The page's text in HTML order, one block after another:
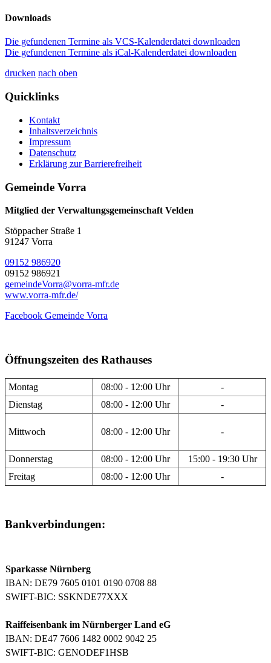
Downloads
Die gefundenen Termine als VCS-Kalenderdatei downloaden
Die gefundenen Termine als iCal-Kalenderdatei downloaden
drucken nach oben
Quicklinks
Kontakt
Inhaltsverzeichnis
Impressum
Datenschutz
Erklärung zur Barrierefreiheit
Gemeinde Vorra
Mitglied der Verwaltungsgemeinschaft Velden
Stöppacher Straße 1
91247 Vorra
09152 986920
09152 986921
gemeindeVorra@vorra-mfr.de
www.vorra-mfr.de/
Facebook Gemeinde Vorra
Öffnungszeiten des Rathauses
Montag 08:00 - 12:00 Uhr
-
Dienstag
08:00 - 12:00 Uhr -
Mittwoch 08:00 - 12:00 Uhr -
Donnerstag 08:00 - 12:00 Uhr
15:00 - 19:30 Uhr
Freitag
08:00 - 12:00 Uhr -
Bankverbindungen:
Sparkasse Nürnberg
IBAN: DE79 7605 0101 0190 0708 88
SWIFT-BIC: SSKNDE77XXX
Raiffeisenbank im Nürnberger Land eG
IBAN: DE47 7606 1482 0002 9042 25
SWIFT-BIC: GENODEF1HSB